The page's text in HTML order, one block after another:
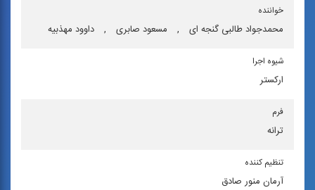
خواننده
محمدجواد طالبی گنجه ای , مسعود صابری , داوود مهذبیه
شیوه اجرا
اركستر
فرم
ترانه
تنظیم كننده
آرمان منور صادق